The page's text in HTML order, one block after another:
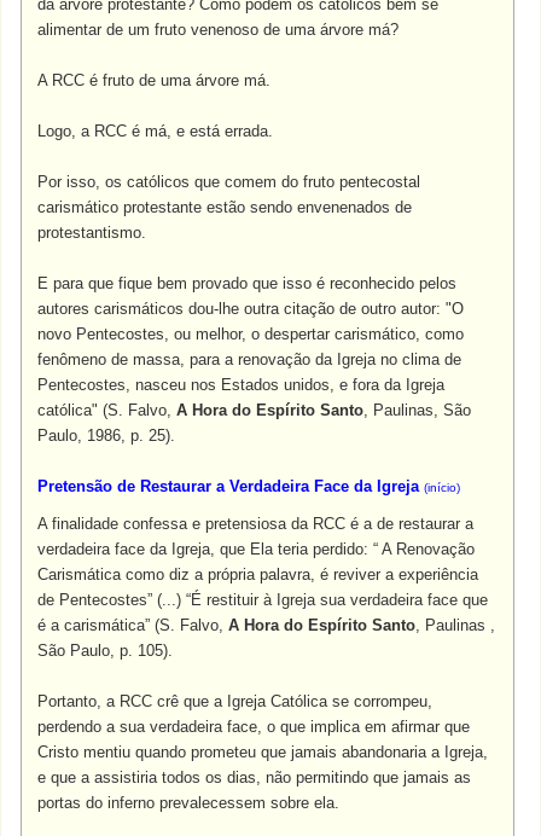
da árvore protestante? Como podem os católicos bem se
alimentar de um fruto venenoso de uma árvore má?
A RCC é fruto de uma árvore má.
Logo, a RCC é má, e está errada.
Por isso, os católicos que comem do fruto pentecostal
carismático protestante estão sendo envenenados de
protestantismo.
E para que fique bem provado que isso é reconhecido pelos
autores carismáticos dou-lhe outra citação de outro autor: "O
novo Pentecostes, ou melhor, o despertar carismático, como
fenômeno de massa, para a renovação da Igreja no clima de
Pentecostes, nasceu nos Estados unidos, e fora da Igreja
católica" (S. Falvo,A Hora do Espírito Santo, Paulinas, São
Paulo, 1986, p. 25).
Pretensão de Restaurar a Verdadeira Face da Igreja (início)
A finalidade confessa e pretensiosa da RCC é a de restaurar a
verdadeira face da Igreja, que Ela teria perdido: “ A Renovação
Carismática como diz a própria palavra, é reviver a experiência
de Pentecostes” (...) “É restituir à Igreja sua verdadeira face que
é a carismática” (S. Falvo, A Hora do Espírito Santo, Paulinas ,
São Paulo, p. 105).
Portanto, a RCC crê que a Igreja Católica se corrompeu,
perdendo a sua verdadeira face, o que implica em afirmar que
Cristo mentiu quando prometeu que jamais abandonaria a Igreja,
e que a assistiria todos os dias, não permitindo que jamais as
portas do inferno prevalecessem sobre ela.